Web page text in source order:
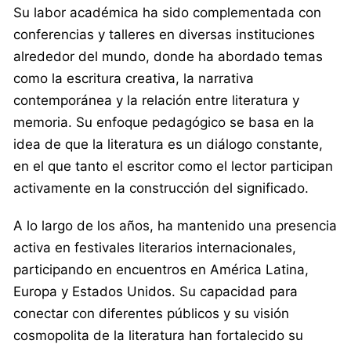
Su labor académica ha sido complementada con
conferencias y talleres en diversas instituciones
alrededor del mundo, donde ha abordado temas
como la escritura creativa, la narrativa
contemporánea y la relación entre literatura y
memoria. Su enfoque pedagógico se basa en la
idea de que la literatura es un diálogo constante,
en el que tanto el escritor como el lector participan
activamente en la construcción del significado.
A lo largo de los años, ha mantenido una presencia
activa en festivales literarios internacionales,
participando en encuentros en América Latina,
Europa y Estados Unidos. Su capacidad para
conectar con diferentes públicos y su visión
cosmopolita de la literatura han fortalecido su